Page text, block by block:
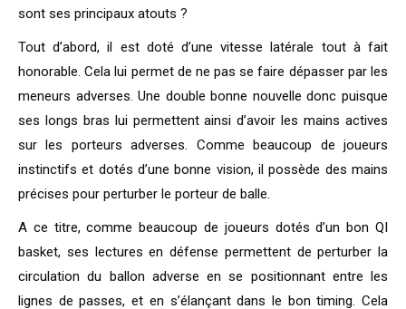
sont ses principaux atouts ?
Tout d’abord, il est doté d’une vitesse latérale tout à fait
honorable. Cela lui permet de ne pas se faire dépasser par les
meneurs adverses. Une double bonne nouvelle donc puisque
ses longs bras lui permettent ainsi d’avoir les mains actives
sur les porteurs adverses. Comme beaucoup de joueurs
instinctifs et dotés d’une bonne vision, il possède des mains
précises pour perturber le porteur de balle.
A ce titre, comme beaucoup de joueurs dotés d’un bon QI
basket, ses lectures en défense permettent de perturber la
circulation du ballon adverse en se positionnant entre les
lignes de passes, et en s’élançant dans le bon timing. Cela